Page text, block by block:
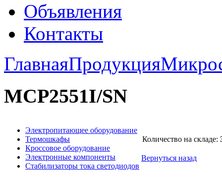
Объявления
Контакты
ГлавнаяПродукция
MCP2551I/SN
Электропитающее оборудование
Термошкафы
Кроссовое оборудование
Электронные компоненты
Стабилизаторы тока светодиодов
Количество на складе:
Вернуться назад